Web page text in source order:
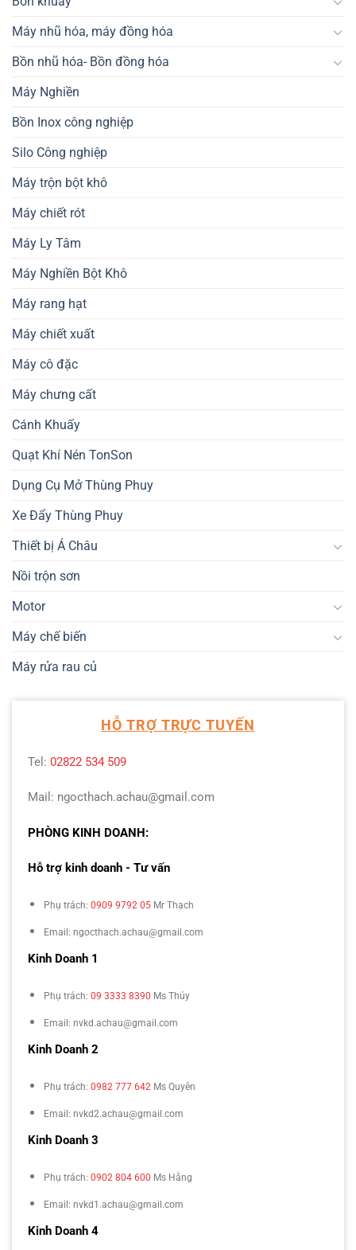
Máy nhũ hóa, máy đồng hóa
Bồn nhũ hóa- Bồn đồng hóa
Máy Nghiền
Bồn Inox công nghiệp
Silo Công nghiệp
Máy trộn bột khô
Máy chiết rót
Máy Ly Tâm
Máy Nghiền Bột Khô
Máy rang hạt
Máy chiết xuất
Máy cô đặc
Máy chưng cất
Cánh Khuấy
Quạt Khí Nén TonSon
Dụng Cụ Mở Thùng Phuy
Xe Đẩy Thùng Phuy
Thiết bị Á Châu
Nồi trộn sơn
Motor
Máy chế biến
Máy rửa rau củ
HỖ TRỢ TRỰC TUYẾN
Tel: 02822 534 509
Mail: ngocthach.achau@gmail.com
PHÒNG KINH DOANH:
Hỗ trợ kinh doanh - Tư vấn
Phụ trách: 0909 9792 05 Mr Thạch
Email: ngocthach.achau@gmail.com
Kinh Doanh 1
Phụ trách: 09 3333 8390 Ms Thúy
Email: nvkd.achau@gmail.com
Kinh Doanh 2
Phụ trách: 0982 777 642 Ms Quyên
Email: nvkd2.achau@gmail.com
Kinh Doanh 3
Phụ trách: 0902 804 600 Ms Hằng
Email: nvkd1.achau@gmail.com
Kinh Doanh 4